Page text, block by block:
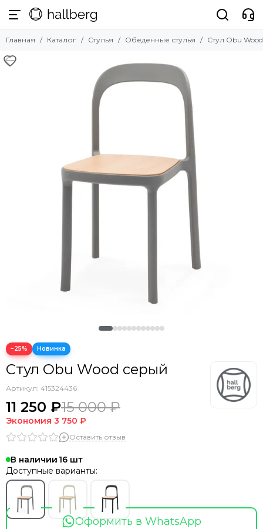
Стулья
Обеденные стулья
Полубарные стулья
Главная Каталог Стулья Обеденные стулья Стул Obu
−25%
Стул Obu Wood серый
Артикул: 415324436
11 250 ₽15 000 ₽
Экономия 3 750 ₽
Оставить отзыв
В наличии 16
Доступные варианты:
Оформить в WhatsApp